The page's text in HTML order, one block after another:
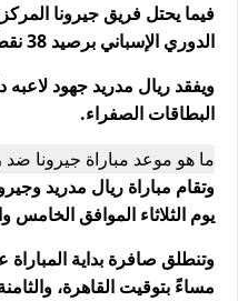
فيما يحتل فريق جيرونا
الدوري الإسباني برصيد 38 نقطة.
ويفقد ريال مدريد جهود
البطاقات الصفراء.
ما هو موعد مباراة جيرونا
وتقام مباراة ريال مدريد
يوم الثلاثاء الموافق
وتنطلق صافرة بداية
مساءً بتوقيت القاهرة،